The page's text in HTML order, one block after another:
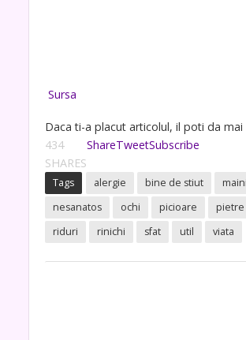
Sursa
Daca ti-a placut articolul, il poti da mai
434
SHARES
ShareTweetSubscribe
Tags alergie bine de stiut
maini
nesanatos
ochi picioare
pietre
riduri
rinichi sfat util viata